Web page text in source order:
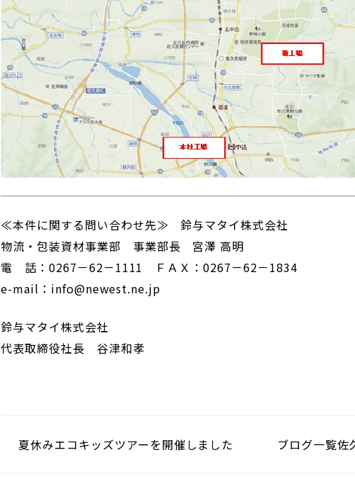
≪本件に関する問い合わせ先≫ 鈴与マタイ株式会社
物流・包装資材事業部 事業部長 宮澤 高明
電 話：0267－62－1111 ＦＡＸ：0267－62－1834
e-mail：info@newest.ne.jp
鈴与マタイ株式会社
代表取締役社長 谷津和孝
夏休みエコキッズツアーを開催しました ブログ一覧佐